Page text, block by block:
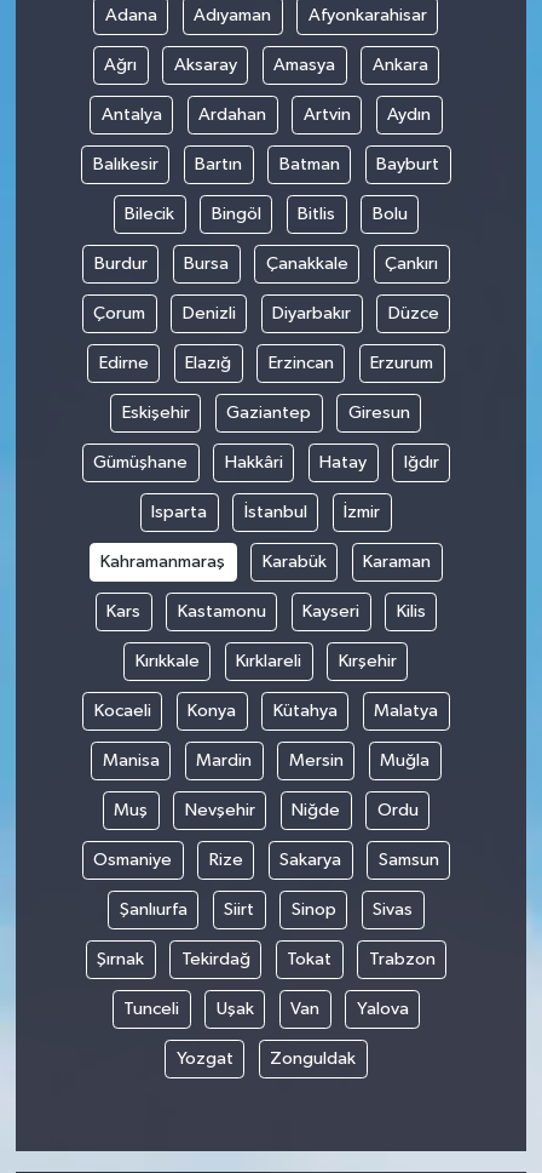
Adana Adıyaman Afyonkarahisar
Ağrı Aksaray Amasya Ankara
Antalya Ardahan Artvin Aydın
Balıkesir Bartın Batman Bayburt
Bilecik Bingöl Bitlis Bolu
Burdur Bursa Çanakkale Çankırı
Çorum Denizli Diyarbakır Düzce
Edirne Elazığ Erzincan Erzurum
Eskişehir Gaziantep Giresun
Gümüşhane Hakkâri Hatay Iğdır
Isparta İstanbul İzmir
Kahramanmaraş Karabük Karaman
Kars Kastamonu Kayseri Kilis
Kırıkkale Kırklareli Kırşehir
Kocaeli Konya Kütahya Malatya
Manisa Mardin Mersin Muğla
Muş Nevşehir Niğde Ordu
Osmaniye Rize Sakarya Samsun
Şanlıurfa Siirt Sinop Sivas
Şırnak Tekirdağ Tokat Trabzon
Tunceli Uşak Van Yalova
Yozgat Zonguldak